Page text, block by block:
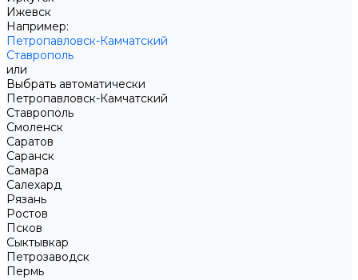
Ижевск
Например:
Петропавловск-Камчатский
Ставрополь
или
Выбрать автоматически
Петропавловск-Камчатский
Ставрополь
Смоленск
Саратов
Саранск
Самара
Салехард
Рязань
Ростов
Псков
Сыктывкар
Петрозаводск
Пермь